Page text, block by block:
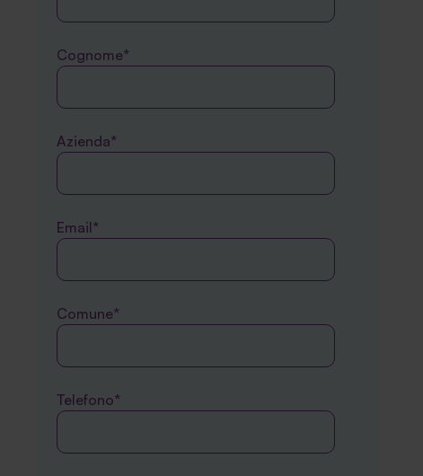
Cognome*
Azienda*
Email*
Comune*
Telefono*